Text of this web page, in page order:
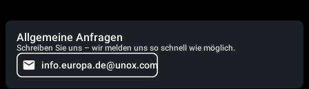
Allgemeine Anfragen
Schreiben Sie uns – wir melden uns so schnell wie möglich.
info.europa.de@unox.com